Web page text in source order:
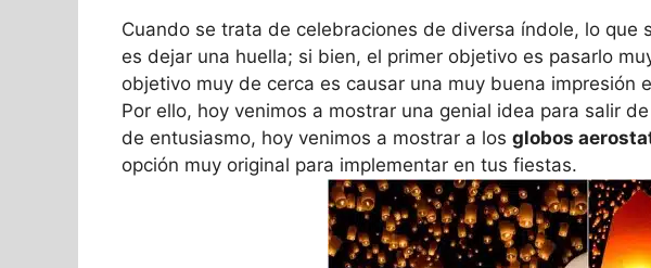
Cuando se trata de celebraciones de diversa índole, lo que
es dejar una huella; si bien, el primer objetivo es pasarlo
objetivo muy de cerca es causar una muy buena impresión
Por ello, hoy venimos a mostrar una genial idea para salir
de entusiasmo, hoy venimos a mostrar a los globos
opción muy original para implementar en tus fiestas.